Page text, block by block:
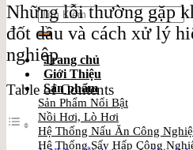
Search
for:
Trang chủ
Giới Thiệu
Sản phẩm
Sản Phẩm Nổi Bật
Nồi Hơi, Lò Hơi
Hệ Thống Nấu Ăn Công
Hệ Thống Sấy Hấp Công
Những lỗi thường gặp
đốt dầu và cách xử lý
nghiệp
Table of Contents